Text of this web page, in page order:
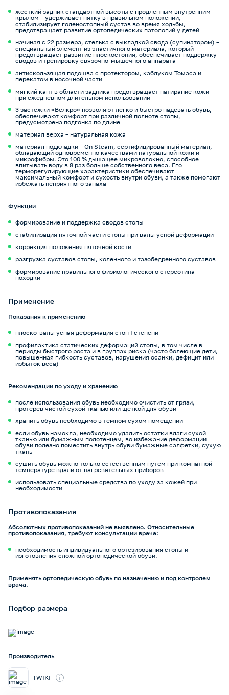
жесткий задник стандартной высоты с продленным внутренним
крылом – удерживает пятку в правильном положении,
стабилизирует голеностопный сустав во время ходьбы,
предотвращает развитие ортопедических патологий у детей
начиная с 22 размера, стелька с выкладкой свода (супинатором) –
специальный элемент из эластичного материала, который
предотвращает развитие плоскостопия, обеспечивает поддержку
сводов и тренировку связочно-мышечного аппарата
антискользящая подошва с протектором, каблуком Томаса и
перекатом в носочной части
мягкий кант в области задника предотвращает натирание кожи
при ежедневном длительном использовании
3 застежки «Велкро» позволяют легко и быстро надевать обувь,
обеспечивают комфорт при различной полноте стопы,
предусмотрена подгонка по длине
материал верха – натуральная кожа
материал подкладки – On Steam, сертифицированный материал,
обладающий одновременно качествами натуральной кожи и
микрофибры. Это 100 % дышащее микроволокно, способное
впитывать воду в 8 раз больше собственного веса. Его
терморегулирующие характеристики обеспечивают
максимальный комфорт и сухость внутри обуви, а также помогают
избежать неприятного запаха
Функции
формирование и поддержка сводов стопы
стабилизация пяточной части стопы при вальгусной деформации
коррекция положения пяточной кости
разгрузка суставов стопы, коленного и тазобедренного суставов
формирование правильного физиологического стереотипа
походки
Применение
Показания к применению
плоско-вальгусная деформация стоп I степени
профилактика статических деформаций стопы, в том числе в
периоды быстрого роста и в группах риска (часто болеющие дети,
повышенная гибкость суставов, нарушения осанки, дефицит или
избыток веса)
Рекомендации по уходу и хранению
после использования обувь необходимо очистить от грязи,
протерев чистой сухой тканью или щеткой для обуви
хранить обувь необходимо в темном сухом помещении
если обувь намокла, необходимо удалить остатки влаги сухой
тканью или бумажным полотенцем, во избежание деформации
обуви полезно поместить внутрь обуви бумажные салфетки, сухую
ткань
сушить обувь можно только естественным путем при комнатной
температуре вдали от нагревательных приборов
использовать специальные средства по уходу за кожей при
необходимости
Противопоказания
Абсолютных противопоказаний не выявлено. Относительные
противопоказания, требуют консультации врача:
необходимость индивидуального ортезирования стопы и
изготовления сложной ортопедической обуви.
Применять ортопедическую обувь по назначению и под контролем
врача.
Подбор размера
Производитель
TWIKI i